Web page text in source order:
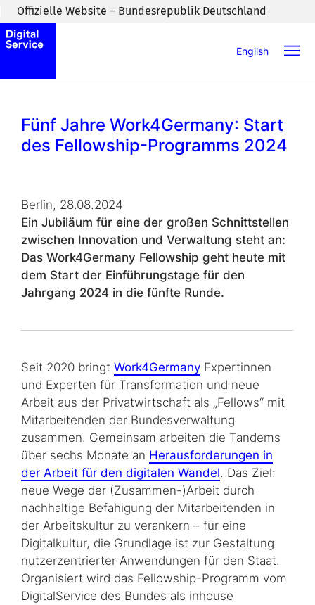
Zum Inhaltsbereich wechseln
Offizielle Website – Bundesrepublik Deutschland
English
Fünf Jahre Work4Germany: Start
des Fellowship-Programms 2024
Berlin, 28.08.2024
Ein Jubiläum für eine der großen Schnittstellen
zwischen Innovation und Verwaltung steht an:
Das Work4Germany Fellowship geht heute mit
dem Start der Einführungstage für den
Jahrgang 2024 in die fünfte Runde.
Seit 2020 bringt Work4Germany Expertinnen
und Experten für Transformation und neue
Arbeit aus der Privatwirtschaft als „Fellows“ mit
Mitarbeitenden der Bundesverwaltung
zusammen. Gemeinsam arbeiten die Tandems
über sechs Monate an Herausforderungen in
der Arbeit für den digitalen Wandel. Das Ziel:
neue Wege der (Zusammen-)Arbeit durch
nachhaltige Befähigung der Mitarbeitenden in
der Arbeitskultur zu verankern – für eine
Digitalkultur, die Grundlage ist zur Gestaltung
nutzerzentrierter Anwendungen für den Staat.
Organisiert wird das Fellowship-Programm vom
DigitalService des Bundes als inhouse